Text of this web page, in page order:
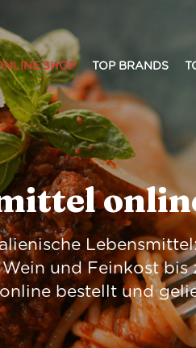
SHOP TOP BRANDS
und Feinkost bis
bestellt und